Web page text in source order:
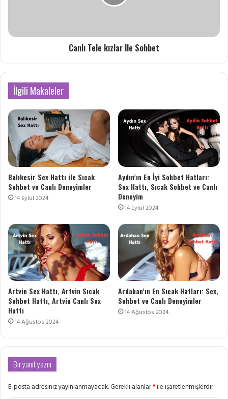
Canlı Tele kızlar ile Sohbet
İlgili Makaleler
Balıkesir Sex Hattı ile Sıcak
Sohbet ve Canlı Deneyimler
14 Eylül 2024
Aydın’ın En İyi Sohbet Hatları:
Sex Hattı, Sıcak Sohbet ve Canlı
Deneyim
14 Eylül 2024
Artvin Sex Hattı, Artvin Sıcak
Sohbet Hattı, Artvin Canlı Sex
Hattı
14 Ağustos 2024
Ardahan’ın En Sıcak Hatları: Sex,
Sohbet ve Canlı Deneyimler
14 Ağustos 2024
Bir yanıt yazın
E-posta adresiniz yayınlanmayacak.Gerekli alanlar*ile işaretlenmişlerdir